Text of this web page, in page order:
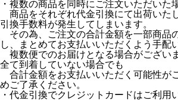
・複数の商品を同時にご注文いただいた
商品をそれぞれ代金引換にて出荷いた
引換手数料が発生してしまいます。
その為、ご注文の合計金額を一部商品
し、まとめてお支払いいただくよう手配
複数便でのお届けとなる場合がござい
全て到着していない場合でも
合計金額をお支払いいただく可能性が
めご了承ください。
・代金引換でクレジットカードはご利用